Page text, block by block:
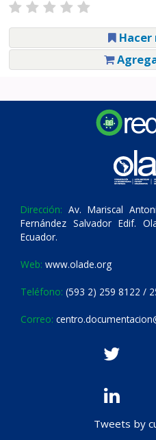
Hacer
Dirección: Av. Mariscal
Fernández Salvador Edif.
Ecuador.
Web: www.olade.org
Teléfono: (593 2) 259 8122 /
Correo:
Tweets by